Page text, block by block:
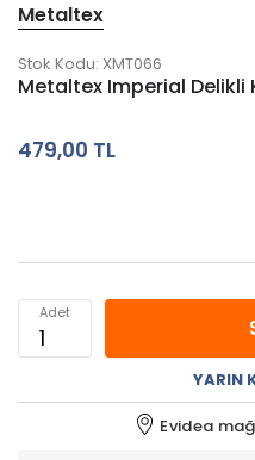
Metaltex
Stok Kodu: XMT066
Metaltex Imperial Delikli
479,00 TL
Adet
YARIN
Evidea